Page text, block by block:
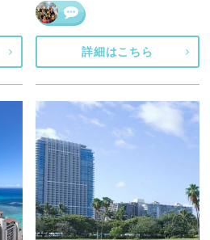
詳細はこちら